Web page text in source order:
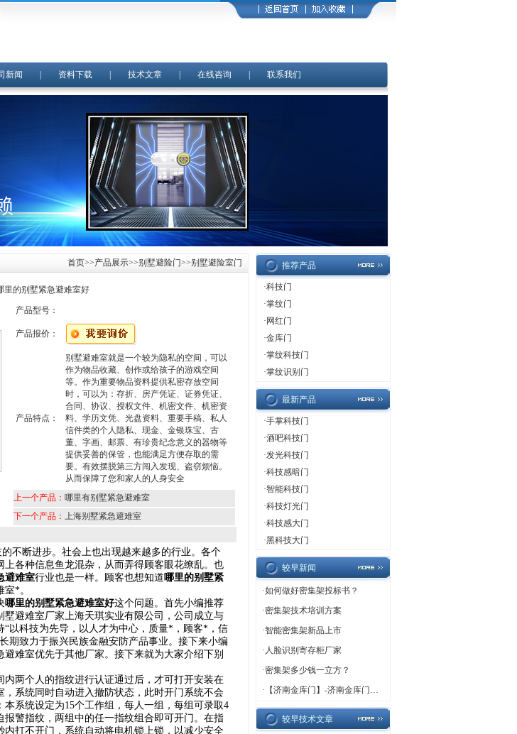
新闻 资料下载 技术文章 在线咨询 联系我们
首页>>产品展示>>别墅避险门>>别墅避险室门
里的别墅紧急避难室好
产品型号：
产品报价：
产品特点：
别墅避难室就是一个较为隐私的空间，可以
作为物品收藏、创作或给孩子的游戏空间
等。作为重要物品资料提供私密存放空间
时，可以为：存折、房产凭证、证券凭证、
合同、协议、授权文件、机密文件、机密资
料、学历文凭、光盘资料、重要手稿、私人
信件类的个人隐私、现金、金银珠宝、古
董、字画、邮票、有珍贵纪念意义的器物等
提供妥善的保管，也能满足方便存取的需
要。有效摆脱第三方闯入发现、盗窃烦恼。
从而保障了您和家人的人身安全
上一个产品： 哪里有别墅紧急避难室
下一个产品： 上海别墅紧急避难室
不断进步。社会上也出现越来越多的行业。各个
各种信息鱼龙混杂，从而弄得顾客眼花缭乱。也
避难室行业也是一样。顾客也想知道哪里的别墅紧
*。
哪里的别墅紧急避难室好这个问题。首先小编推荐
墅避难室厂家上海天琪实业有限公司，公司成立与
“以科技为先导，以人才为中心，质量*，顾客*，信
期致力于振兴民族金融安防产品事业。接下来小编
难室优先于其他厂家。接下来就为大家介绍下别
两个人的指纹进行认证通过后，才可打开安装在
，系统同时自动进入撤防状态，此时开门系统不会
系统设定为15个工作组，每人一组，每组可录取4
警指纹，两组中的任一指纹组合即可开门。在指
内打不开门，系统自动将电机锁上锁，以减少安全
推荐产品
·科技门
·掌纹门
· 网红门
·金库门
·掌纹科技门
·掌纹识别门
最新产品
·手掌科技门
·酒吧科技门
·发光科技门
·科技感暗门
·智能科技门
·科技灯光门
·科技感大门
·黑科技大门
较早新闻
·如何做好密集架投标书？
·密集架技术培训方案
·智能密集架新品上市
· 人脸识别寄存柜厂家
·密集架多少钱一立方？
· 【济南金库门】-济南金库门厂家,济南金库门定做
较早技术文章